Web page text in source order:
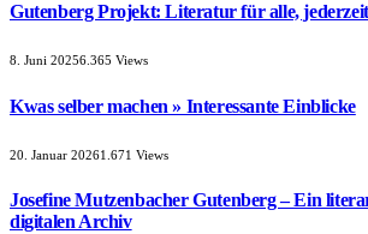
Gutenberg Projekt: Literatur für alle,
8. Juni 20256.365 Views
Kwas selber machen » Interessante Einblicke
20. Januar 20261.671 Views
Josefine Mutzenbacher Gutenberg – Ein
digitalen Archiv